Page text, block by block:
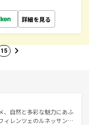
詳細を見る
15
、自然と多彩な魅力にあふ
ィレンツェのルネッサンス